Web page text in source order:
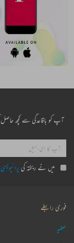
آپ کو باقاعدگی سے کچھ
میں نے ریختہ کی
فوری رابطے
عطیہ